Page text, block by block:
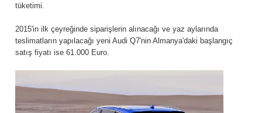
tüketimi.
2015'in ilk çeyreğinde siparişlerin alınacağı ve yaz aylarında
teslimatların yapılacağı yeni Audi Q7'nin Almanya'daki başlangıç
satış fiyatı ise 61.000 Euro.